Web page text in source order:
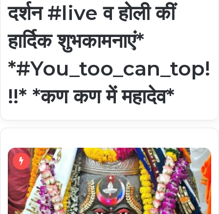
दर्शन #live व होली कीं
हार्दिक शुभकामनाएं*
*#You_too_can_top!
!!* *कण कण में महादेव*